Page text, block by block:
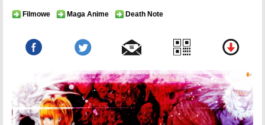
Filmowe Maga Anime Death Note